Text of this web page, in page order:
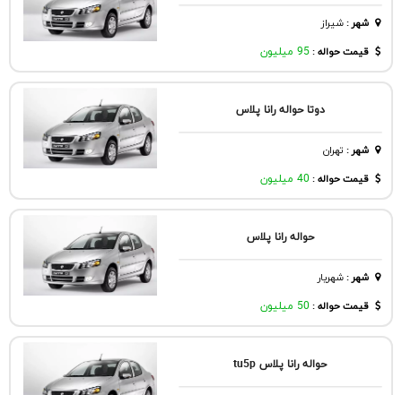
شهر:شيراز
قیمت حواله :95 میلیون
دوتا حواله رانا پلاس
شهر: تهران
قیمت حواله : 40 میلیون
حواله رانا پلاس
شهر:شهريار
قیمت حواله : 50 میلیون
حواله رانا پلاس tu5p